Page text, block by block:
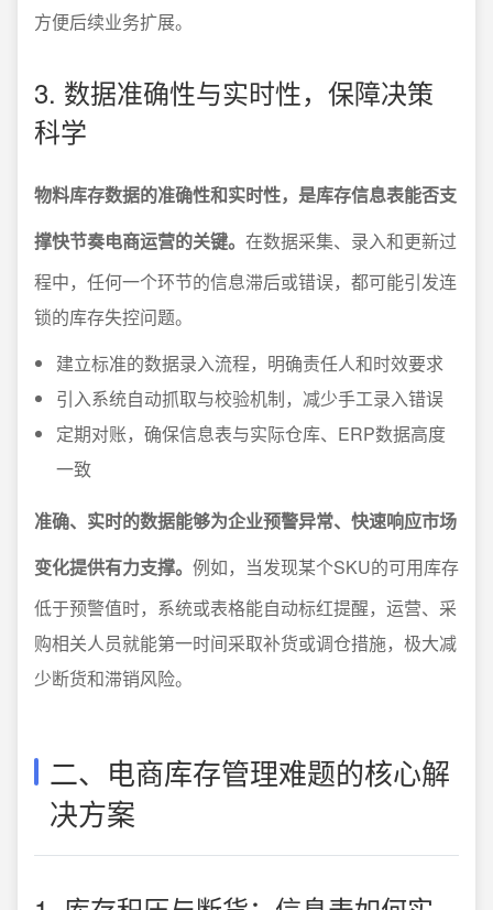
方便后续业务扩展。
3. 数据准确性与实时性，保障决策
科学
物料库存数据的准确性和实时性，是库存信息表能否支
撑快节奏电商运营的关键。 在数据采集、录入和更新过
程中，任何一个环节的信息滞后或错误，都可能引发连
锁的库存失控问题。
建立标准的数据录入流程，明确责任人和时效要求
引入系统自动抓取与校验机制，减少手工录入错误
定期对账，确保信息表与实际仓库、ERP数据高度
一致
准确、实时的数据能够为企业预警异常、快速响应市场
变化提供有力支撑。 例如，当发现某个SKU的可用库存
低于预警值时，系统或表格能自动标红提醒，运营、采
购相关人员就能第一时间采取补货或调仓措施，极大减
少断货和滞销风险。
二、电商库存管理难题的核心解
决方案